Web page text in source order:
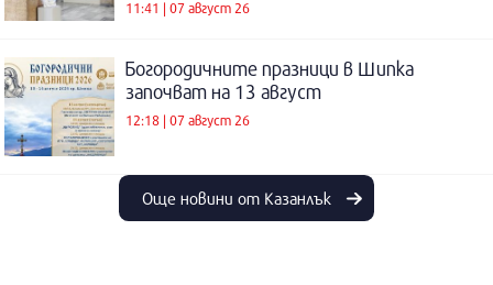
11:41 | 07 август 26
Богородичните празници в Шипка
започват на 13 август
12:18 | 07 август 26
Още новини от Казанлък